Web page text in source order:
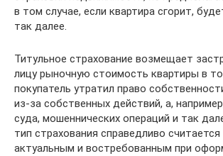
в том случае, если квартира сгорит,
так далее.
Титульное страхование возмещает
лицу рыночную стоимость квартиры в
покупатель утратил право
из-за собственных действий, а,
суда, мошеннических операций и так
тип страхования справедливо
актуальным и востребованным при